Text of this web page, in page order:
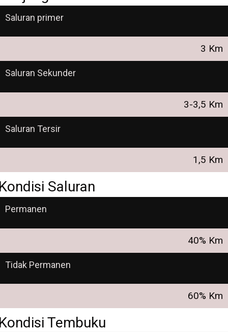
Saluran primer
3 Km
Saluran Sekunder
3-3,5 Km
Saluran Tersir
1,5 Km
Saluran
Permanen
40% Km
Tidak Permanen
60% Km
Tembuku